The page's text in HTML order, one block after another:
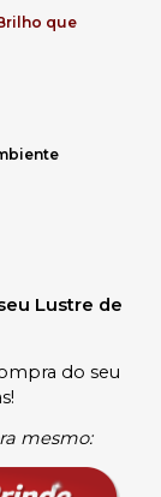
que
Lustre de
do seu
!
mesmo: